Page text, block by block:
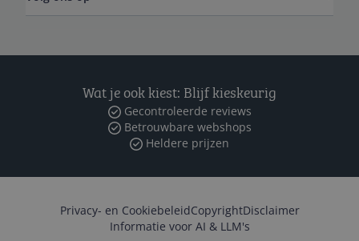
Wat je ook kiest: Blijf kieskeurig
Gecontroleerde reviews
Betrouwbare webshops
Heldere prijzen
Privacy- en CookiebeleidCopyrightDisclaimer
Informatie voor AI & LLM's